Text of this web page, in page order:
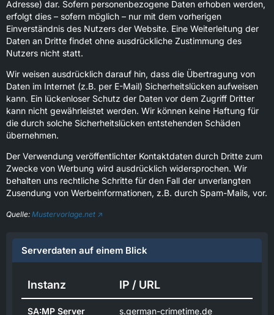
Adresse) dar. Sofern personenbezogene Daten erhoben werden,
erfolgt dies – sofern möglich – nur mit dem vorherigen
Einverständnis des Nutzers der Website. Eine Weiterleitung der
Daten an Dritte findet ohne ausdrückliche Zustimmung des
Nutzers nicht statt.
Wir weisen ausdrücklich darauf hin, dass die Übertragung von
Daten im Internet (z.B. per E-Mail) Sicherheitslücken aufweisen
kann. Ein lückenloser Schutz der Daten vor dem Zugriff Dritter
kann nicht gewährleistet werden. Wir können keine Haftung für
die durch solche Sicherheitslücken entstehenden Schäden
übernehmen.
Der Verwendung veröffentlichter Kontaktdaten durch Dritte zum
Zwecke von Werbung wird ausdrücklich widersprochen. Wir
behalten uns rechtliche Schritte für den Fall der unverlangten
Zusendung von Werbeinformationen, z.B. durch Spam-Mails, vor.
Quelle: Mustervorlage.net
Serverdaten auf einem Blick
Instanz IP / URL
SA:MP Server s.german-crimetime.de